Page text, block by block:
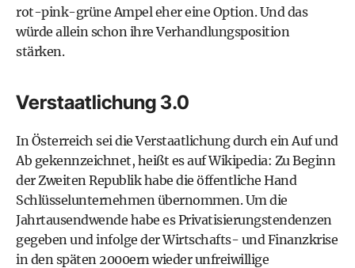
rot-pink-grüne Ampel eher eine Option. Und das
würde allein schon ihre Verhandlungsposition
stärken.
Verstaatlichung 3.0
In Österreich sei die Verstaatlichung durch ein Auf und
Ab gekennzeichnet, heißt es auf Wikipedia: Zu Beginn
der Zweiten Republik habe die öffentliche Hand
Schlüsselunternehmen übernommen. Um die
Jahrtausendwende habe es Privatisierungstendenzen
gegeben und infolge der Wirtschafts- und Finanzkrise
in den späten 2000ern wieder unfreiwillige